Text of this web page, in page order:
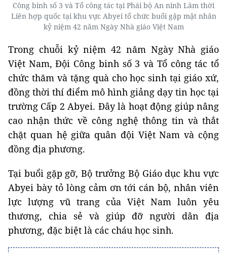
Công binh số 3 và Tổ công tác tại Phái bộ An ninh Lâm thời
Liên hợp quốc tại khu vực Abyei tổ chức buổi gặp mặt nhân
kỷ niệm 42 năm Ngày Nhà giáo Việt Nam
Trong chuỗi kỷ niệm 42 năm Ngày Nhà giáo
Việt Nam, Đội Công binh số 3 và Tổ công tác tổ
chức thăm và tặng quà cho học sinh tại giáo xứ,
đồng thời thí điểm mô hình giảng dạy tin học tại
trường Cấp 2 Abyei. Đây là hoạt động giúp nâng
cao nhận thức về công nghệ thông tin và thắt
chặt quan hệ giữa quân đội Việt Nam và cộng
đồng địa phương.
Tại buổi gặp gỡ, Bộ trưởng Bộ Giáo dục khu vực
Abyei bày tỏ lòng cảm ơn tới cán bộ, nhân viên
lực lượng vũ trang của Việt Nam luôn yêu
thương, chia sẻ và giúp đỡ người dân địa
phương, đặc biệt là các cháu học sinh.